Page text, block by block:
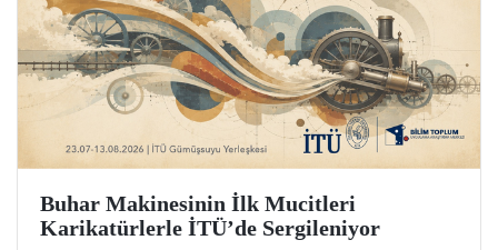
Buhar Makinesinin İlk Mucitleri
Karikatürlerle İTÜ’de Sergileniyor